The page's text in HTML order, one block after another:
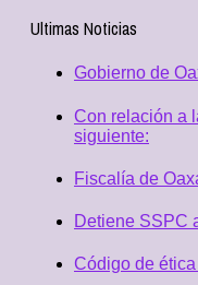
Ultimas Noticias
Gobierno de
Con relación a
siguiente:
Fiscalía de
Detiene SSPC
Código de